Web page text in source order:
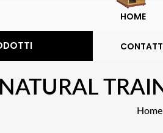
HOME
NATURAL
Home